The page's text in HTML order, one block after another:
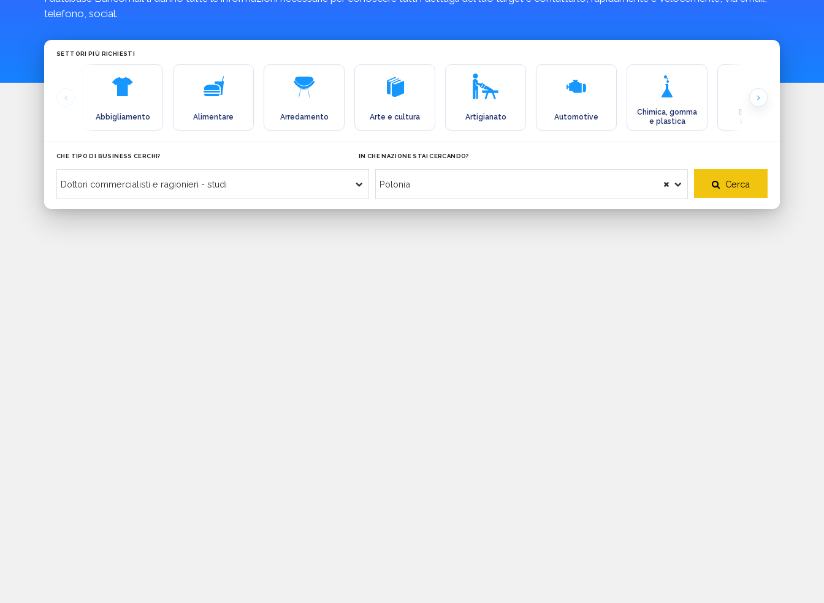
telefono, social.
SETTORI PIÙ RICHIESTI
Abbigliamento Alimentare Arredamento Arte e cultura Artigianato Automotive
Chimica, gomma
e plastica
Ecologia e
ambiente
CHE TIPO DI BUSINESS CERCHI? IN CHE NAZIONE STAI CERCANDO?
Cerca